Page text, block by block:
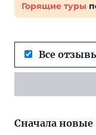
Горящие туры
Все
Сначала новые